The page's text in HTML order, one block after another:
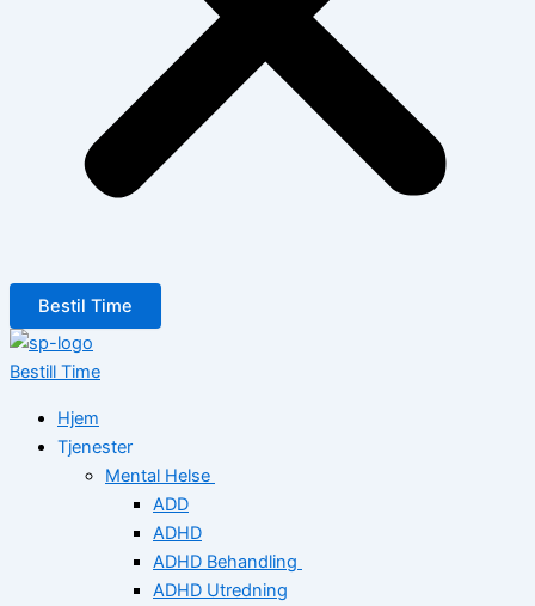
Bestil Time
Bestill Time
Hjem
Tjenester
Mental Helse
ADD
ADHD
ADHD Behandling
ADHD Utredning